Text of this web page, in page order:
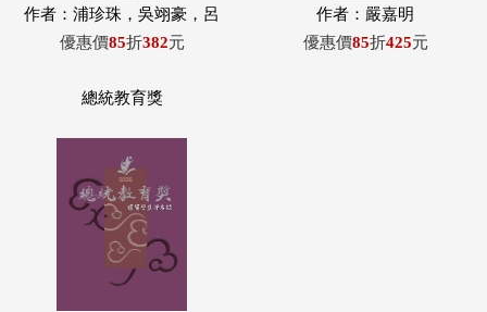
作者：浦珍珠，吳翊豪，呂
翊齊，張惠東，許玉青，王
優惠價85折382元
作者：嚴嘉明
優惠價85折425元
總統教育獎